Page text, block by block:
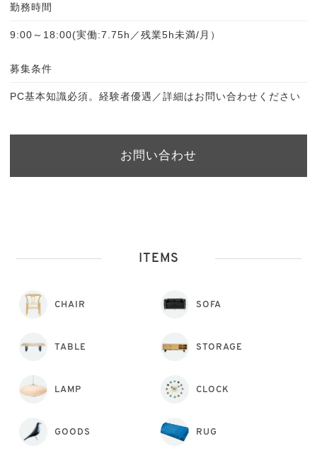
勤務時間
9:00～18:00(実働:7.75h／残業5h未満/月）
募集条件
PC基本知識必須。経験者優遇／詳細はお問い合わせください
お問い合わせ
ITEMS
CHAIR SOFA
TABLE STORAGE
LAMP CLOCK
GOODS RUG